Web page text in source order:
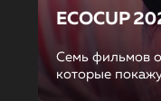
ECOCUP
Семь фильмов
которые